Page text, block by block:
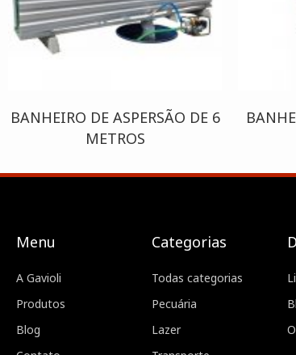
BANHEIRO DE ASPERSÃO DE 6
METROS
Menu
A Gavioli
Produtos
Blog
Categorias
Todas categorias
Pecuária
Lazer